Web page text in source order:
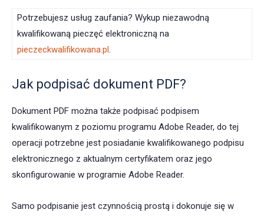
Potrzebujesz usług zaufania? Wykup niezawodną
kwalifikowaną pieczęć elektroniczną na
pieczeckwalifikowana.pl .
Jak podpisać dokument PDF?
Dokument PDF można także podpisać podpisem
kwalifikowanym z poziomu programu Adobe Reader, do tej
operacji potrzebne jest posiadanie kwalifikowanego podpisu
elektronicznego z aktualnym certyfikatem oraz jego
skonfigurowanie w programie Adobe Reader.
Samo podpisanie jest czynnością prostą i dokonuje się w